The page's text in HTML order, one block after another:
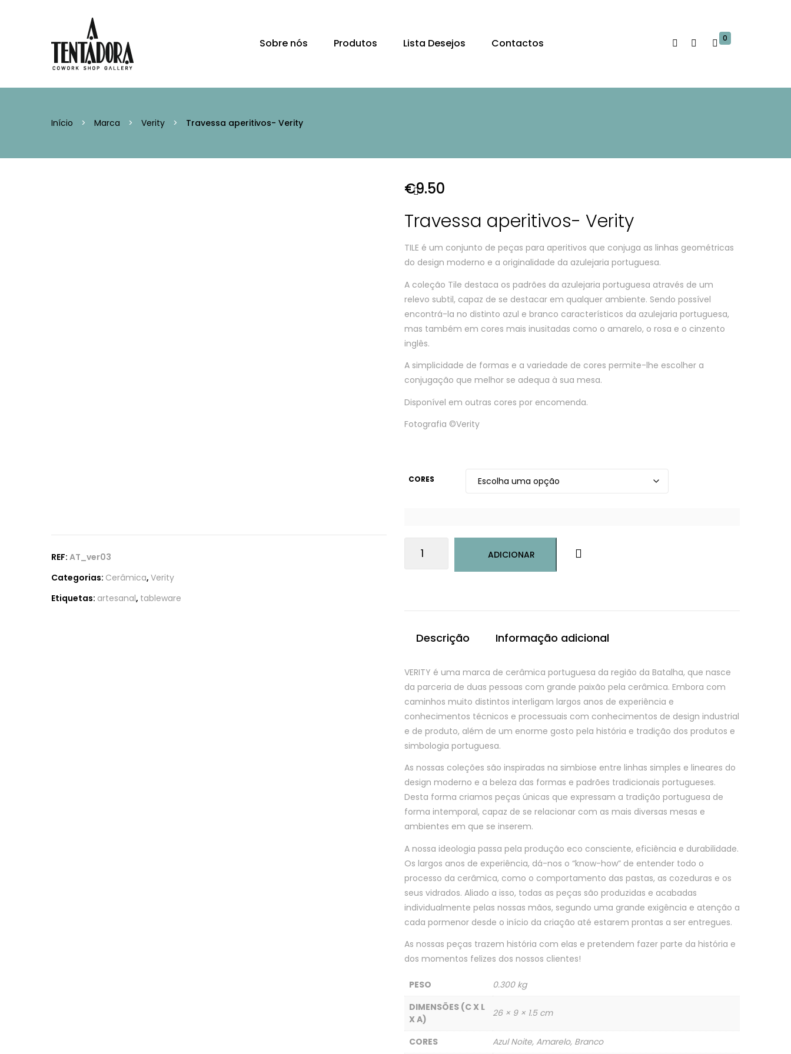
Sobre nós Produtos Lista Desejos Contactos 0
Início > Marca > Verity > Travessa aperitivos- Verity
REF: AT_ver03
Categorias: Cerâmica, Verity
Etiquetas: artesanal, tableware
€9.50
Travessa aperitivos- Verity
TILE é um conjunto de peças para aperitivos que conjuga as linhas geométricas
do design moderno e a originalidade da azulejaria portuguesa.
A coleção Tile destaca os padrões da azulejaria portuguesa através de um
relevo subtil, capaz de se destacar em qualquer ambiente. Sendo possível
encontrá-la no distinto azul e branco característicos da azulejaria portuguesa,
mas também em cores mais inusitadas como o amarelo, o rosa e o cinzento
inglês.
A simplicidade de formas e a variedade de cores permite-lhe escolher a
conjugação que melhor se adequa à sua mesa.
Disponível em outras cores por encomenda.
Fotografia ©Verity
CORES
ADICIONAR
Descrição Informação adicional
VERITY é uma marca de cerâmica portuguesa da região da Batalha, que nasce
da parceria de duas pessoas com grande paixão pela cerâmica. Embora com
caminhos muito distintos interligam largos anos de experiência e
conhecimentos técnicos e processuais com conhecimentos de design industrial
e de produto, além de um enorme gosto pela história e tradição dos produtos e
simbologia portuguesa.
As nossas coleções são inspiradas na simbiose entre linhas simples e lineares do
design moderno e a beleza das formas e padrões tradicionais portugueses.
Desta forma criamos peças únicas que expressam a tradição portuguesa de
forma intemporal, capaz de se relacionar com as mais diversas mesas e
ambientes em que se inserem.
A nossa ideologia passa pela produção eco consciente, eficiência e durabilidade.
Os largos anos de experiência, dá-nos o “know-how” de entender todo o
processo da cerâmica, como o comportamento das pastas, as cozeduras e os
seus vidrados. Aliado a isso, todas as peças são produzidas e acabadas
individualmente pelas nossas mãos, segundo uma grande exigência e atenção a
cada pormenor desde o início da criação até estarem prontas a ser entregues.
As nossas peças trazem história com elas e pretendem fazer parte da história e
dos momentos felizes dos nossos clientes!
PESO
0.300 kg
DIMENSÕES (C X L
X A)
26 × 9 × 1.5 cm
CORES Azul Noite, Amarelo, Branco